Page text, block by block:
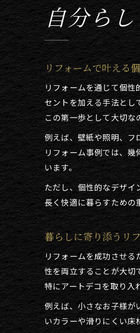
自分ら
リフォームで叶える
リフォームを通じて個性
セントを加える手法とし
この第一歩として大切
例えば、壁紙や照明、フ
リフォーム事例では、
います。
ただし、個性的なデザ
長く快適に暮らすための
暮らしに寄り添うリ
リフォームを成功させ
性を両立することが大切
特にアートデコを取り入
例えば、小さなお子様が
いカラーや滑りにくい床